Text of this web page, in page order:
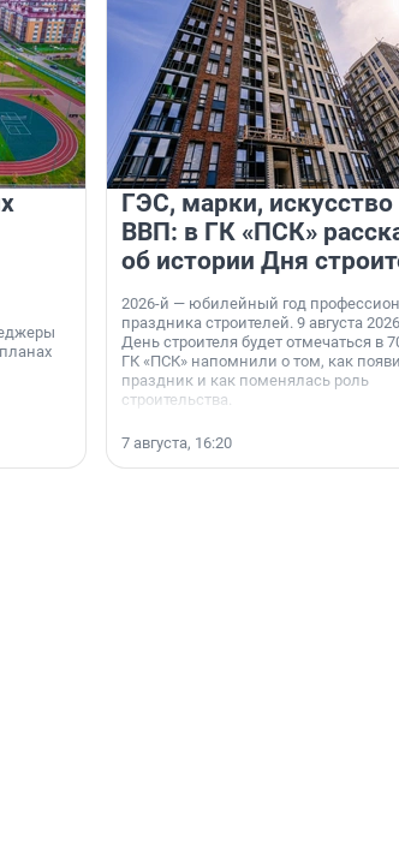
ГЭС, марки, искусство
ВВП: в ГК «ПСК»
об истории Дня
2026-й — юбилейный год
праздника строителей. 9 августа
День строителя будет отмечаться в
ГК «ПСК» напомнили о том, как
праздник и как поменялась роль
строительства.
7 августа, 16:20